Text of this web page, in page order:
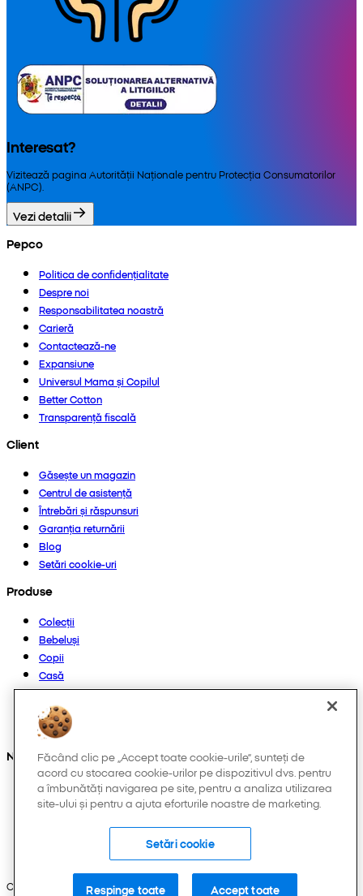
Interesat?
Vizitează pagina Autorității Naționale pentru Protecția Consumatorilor
(ANPC).
Vezi detalii
Pepco
Politica de confidențialitate
Despre noi
Responsabilitatea noastră
Carieră
Contactează-ne
Expansiune
Universul Mama și Copilul
Better Cotton
Transparență fiscală
Client
Găsește un magazin
Centrul de asistență
Întrebări și răspunsuri
Garanția returnării
Blog
Setări cookie-uri
Produse
Colecții
Bebeluși
Copii
Casă
Femei
Bărbați
Altele
Ne găsești și pe:
Copyright © 2026 Pepco. Toate drepturile rezervate.
Făcând clic pe „Accept toate cookie-urile”, sunteți de
acord cu stocarea cookie-urilor pe dispozitivul dvs. pentru
a îmbunătăți navigarea pe site, pentru a analiza utilizarea
site-ului și pentru a ajuta eforturile noastre de marketing.
Setări cookie
Respinge toate Accept toate